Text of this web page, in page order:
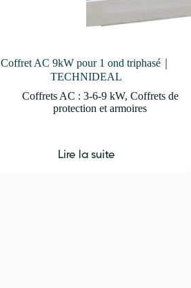
Coffret AC 9kW pour 1 ond triphasé｜
TECHNIDEAL
Coffrets AC : 3-6-9 kW, Coffrets de
protection et armoires
Lire la suite